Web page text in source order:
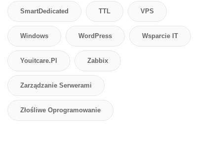
SmartDedicated TTL VPS
Windows WordPress Wsparcie IT
Youitcare.pl Zabbix
Zarządzanie Serwerami
Złośliwe Oprogramowanie